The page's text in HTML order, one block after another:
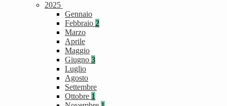
2025
Gennaio
Febbraio 2
Marzo
Aprile
Maggio
Giugno 3
Luglio
Agosto
Settembre
Ottobre 1